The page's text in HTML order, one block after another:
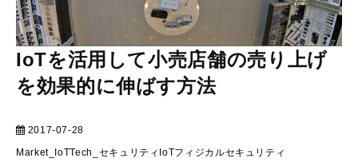
IT用語解説
IoTを活用して小売店舗の売り上げ
を効果的に伸ばす方法
2017-07-28
Market_IoTTech_セキュリティ IoTフィジカルセキュリティ